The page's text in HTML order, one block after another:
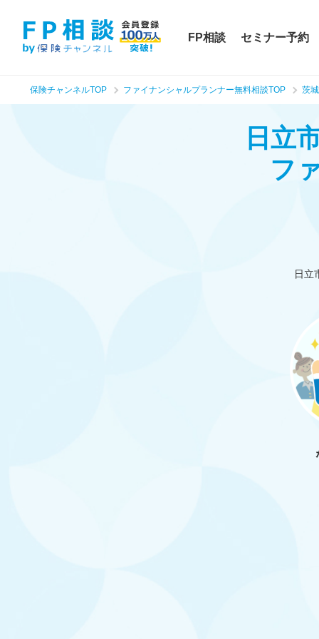
FP相談 セミナー予約
保険チャンネルTOP ファイナンシャルプランナー無料相談TOP 茨
日立
フ
日立